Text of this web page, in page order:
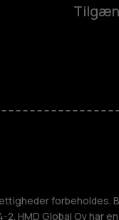
forbeholdes.
2. HMD Global Oy har